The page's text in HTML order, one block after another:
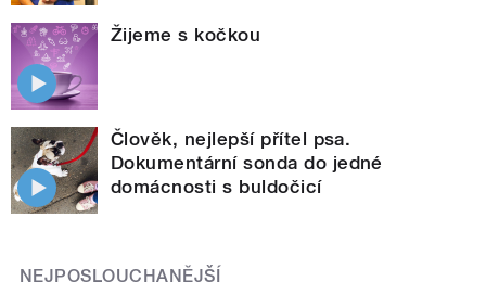
Žijeme s kočkou
Člověk, nejlepší přítel psa.
Dokumentární sonda do jedné
domácnosti s buldočicí
NEJPOSLOUCHANĚJŠÍ